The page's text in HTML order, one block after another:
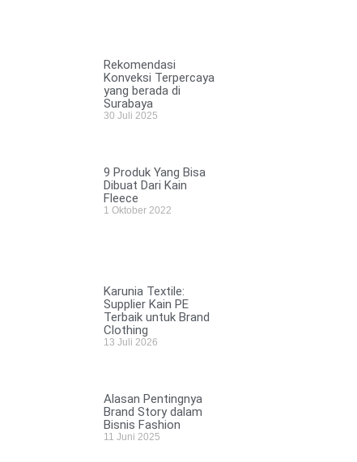
Rekomendasi
Konveksi Terpercaya
yang berada di
Surabaya
30 Juli 2025
9 Produk Yang Bisa
Dibuat Dari Kain
Fleece
1 Oktober 2022
Karunia Textile:
Supplier Kain PE
Terbaik untuk Brand
Clothing
13 Juli 2026
Alasan Pentingnya
Brand Story dalam
Bisnis Fashion
11 Juni 2025